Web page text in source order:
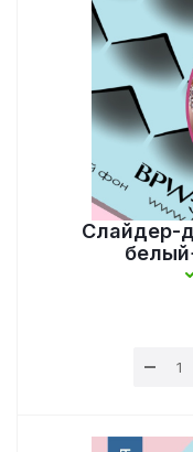
Слайдер-